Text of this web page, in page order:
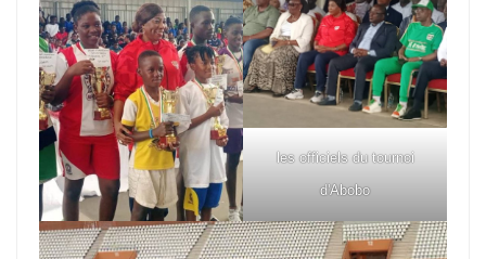
les officiels du tournoi
d'Abobo